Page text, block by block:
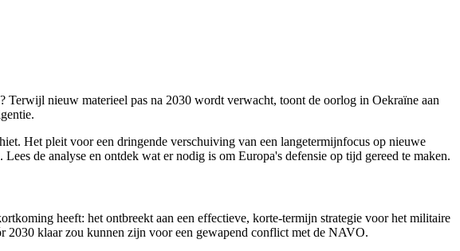
Terwijl nieuw materieel pas na 2030 wordt verwacht, toont de oorlog in Oekraïne aan
Het pleit voor een dringende verschuiving van een langetermijnfocus op nieuwe
de analyse en ontdek wat er nodig is om Europa's defensie op tijd gereed te maken.
heeft: het ontbreekt aan een effectieve, korte-termijn strategie voor het militaire
klaar zou kunnen zijn voor een gewapend conflict met de NAVO.